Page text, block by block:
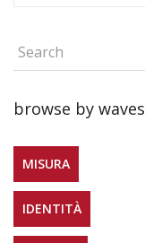
browse by waves
MISURA
IDENTITÀ